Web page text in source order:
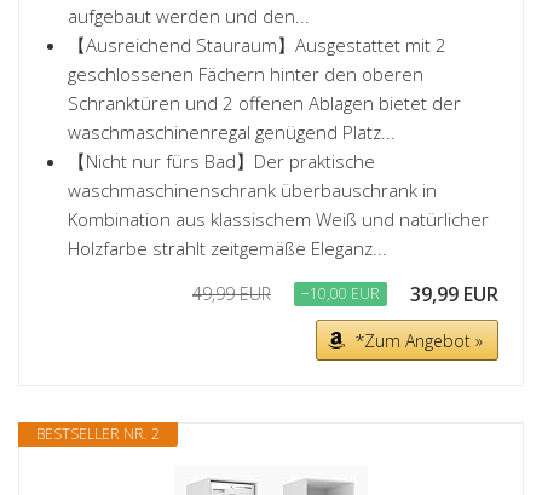
aufgebaut werden und den...
【Ausreichend Stauraum】Ausgestattet mit 2
geschlossenen Fächern hinter den oberen
Schranktüren und 2 offenen Ablagen bietet der
waschmaschinenregal genügend Platz...
【Nicht nur fürs Bad】Der praktische
waschmaschinenschrank überbauschrank in
Kombination aus klassischem Weiß und natürlicher
Holzfarbe strahlt zeitgemäße Eleganz...
49,99 EUR −10,00 EUR 39,99 EUR
*Zum Angebot »
BESTSELLER NR. 2